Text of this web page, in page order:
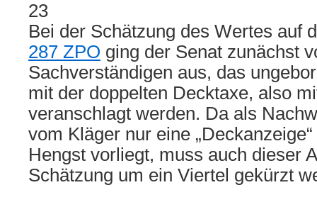
23
Bei der Schätzung des Wertes auf
287 ZPO ging der Senat zunächst
Sachverständigen aus, das
mit der doppelten Decktaxe, also
veranschlagt werden. Da als
vom Kläger nur eine
Hengst vorliegt, muss auch dieser
Schätzung um ein Viertel gekürzt